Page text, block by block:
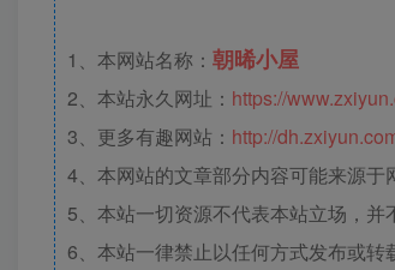
1、本网站名称： 朝晞小屋
2、本站永久网址： https://
3、更多有趣网站： http://
4、本网站的文章部分内容可能来源
5、本站一切资源不代表本站立场，并
6、本站一律禁止以任何方式发布或